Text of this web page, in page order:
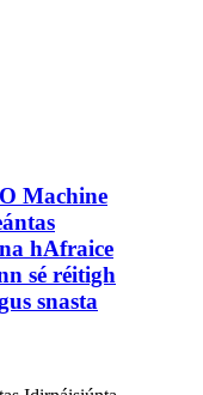
Machine
hAfraice
sé réitigh
snasta